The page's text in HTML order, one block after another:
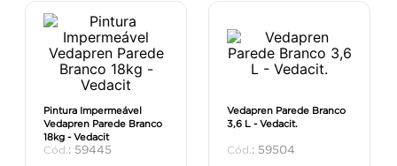
Pintura Impermeável
Vedapren Parede Branco
18kg - Vedacit
: 59445
Vedapren Parede Branco
3,6 L - Vedacit.
: 59504